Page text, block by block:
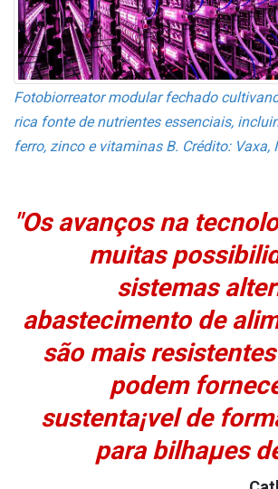
Fotobiorreator modular fechado
rica fonte de nutrientes essenciais,
ferro, zinco e vitaminas B. Crédito: Vaxa,
"Os avanços na
muitas
sistemas
abastecimento de
são mais
podem
sustenta¡vel de
para bilhaµes